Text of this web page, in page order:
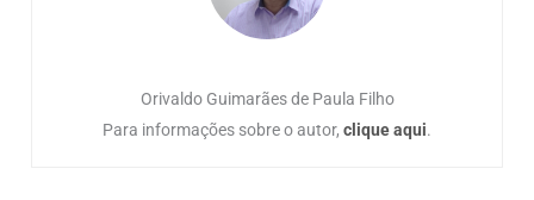
Orivaldo Guimarães de Paula Filho
Para informações sobre o autor, clique aqui.